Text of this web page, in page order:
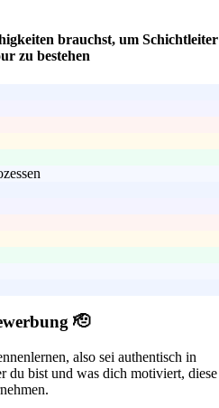
brauchst, um Schichtleiter
zu bestehen
🫡
also sei authentisch in
du bist und was dich motiviert, diese